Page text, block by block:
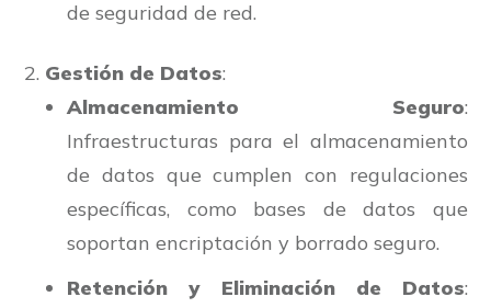
de seguridad de red.
Gestión de Datos:
Almacenamiento Seguro:
Infraestructuras para el almacenamiento
de datos que cumplen con regulaciones
específicas, como bases de datos que
soportan encriptación y borrado seguro.
Retención y Eliminación de Datos: